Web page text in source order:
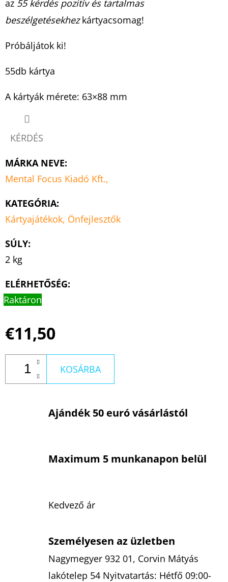
az 55 kérdés pozitív és tartalmas
beszélgetésekhez kártyacsomag!
Próbáljátok ki!
55db kártya
A kártyák mérete: 63×88 mm
KÉRDÉS
MÁRKA NEVE:
Mental Focus Kiadó Kft.,
KATEGÓRIA:
Kártyajátékok, Önfejlesztők
SÚLY:
2 kg
ELÉRHETŐSÉG:
Raktáron
€11,50
KOSÁRBA
Ajándék 50 euró vásárlástól
Maximum 5 munkanapon belül
Kedvező ár
Személyesen az üzletben
Nagymegyer 932 01, Corvin Mátyás
lakótelep 54 Nyitvatartás: Hétfő 09:00-